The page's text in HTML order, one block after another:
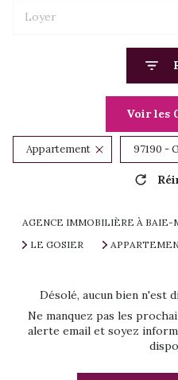
Loyer
Voir les
Appartement 97190 -
AGENCE IMMOBILIÈRE À BAIE-
LE GOSIER
Désolé, aucun bien n'est
Ne manquez pas les
alerte email et soyez